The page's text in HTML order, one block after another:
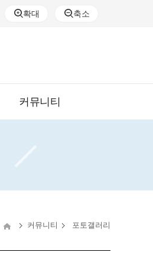
확대 축소
커뮤니티
커뮤니티 포토갤러리